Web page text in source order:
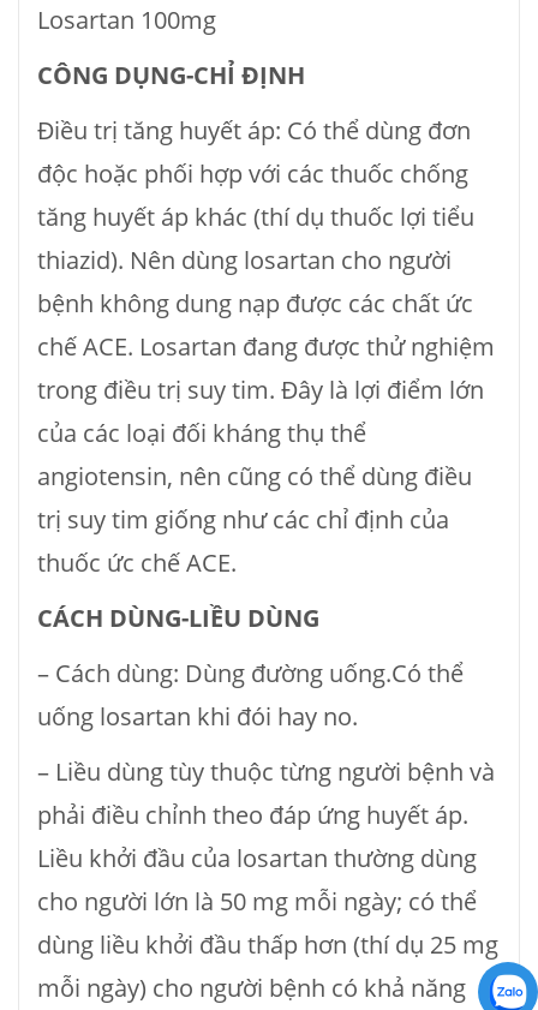
Losartan 100mg
CÔNG DỤNG-CHỈ ĐỊNH
Ðiều trị tăng huyết áp: Có thể dùng đơn
độc hoặc phối hợp với các thuốc chống
tăng huyết áp khác (thí dụ thuốc lợi tiểu
thiazid). Nên dùng losartan cho người
bệnh không dung nạp được các chất ức
chế ACE. Losartan đang được thử nghiệm
trong điều trị suy tim. Ðây là lợi điểm lớn
của các loại đối kháng thụ thể
angiotensin, nên cũng có thể dùng điều
trị suy tim giống như các chỉ định của
thuốc ức chế ACE.
CÁCH DÙNG-LIỀU DÙNG
– Cách dùng: Dùng đường uống.Có thể
uống losartan khi đói hay no.
– Liều dùng tùy thuộc từng người bệnh và
phải điều chỉnh theo đáp ứng huyết áp.
Liều khởi đầu của losartan thường dùng
cho người lớn là 50 mg mỗi ngày; có thể
dùng liều khởi đầu thấp hơn (thí dụ 25 mg
mỗi ngày) cho người bệnh có khả năng